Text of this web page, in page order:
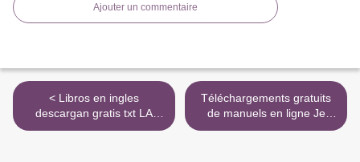
Ajouter un commentaire
< Libros en ingles
descargan gratis txt LA
FORJA DE UN TUNICA
Téléchargements gratuits
de manuels en ligne Je
mange donc je maigris... Et